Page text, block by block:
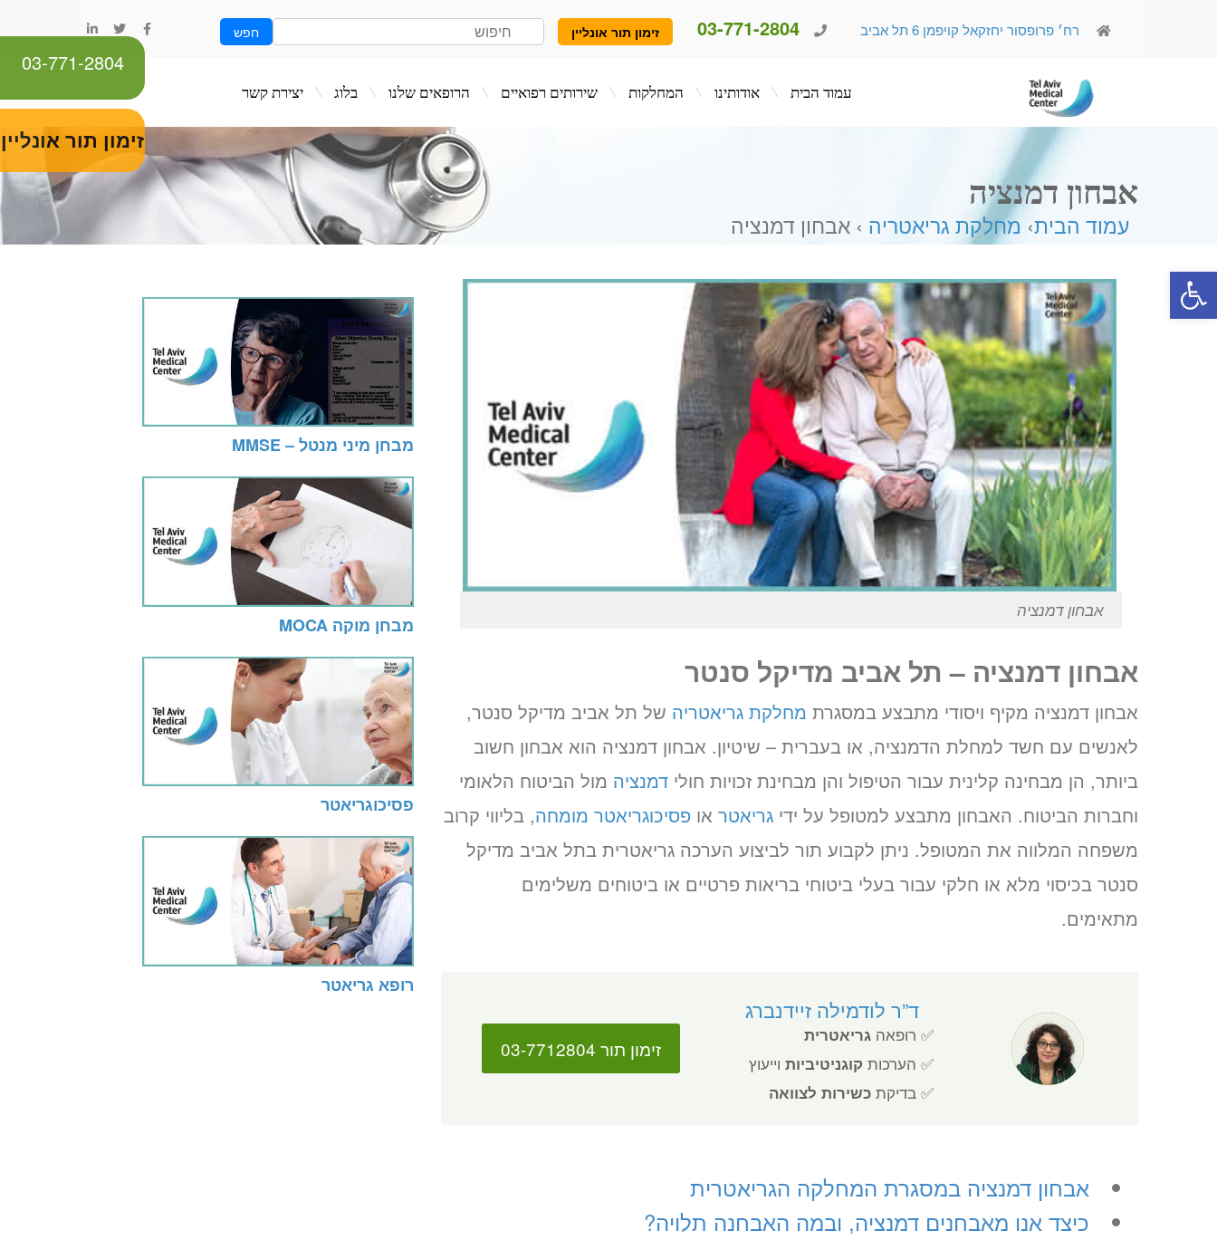
פתח סרגל נגישות
רח׳ פרופסור יחזקאל קויפמן 6 תל אביב 03-771-2804 זימון תור אונליין חפש
אבחון דמנציה
עמוד הבית› מחלקת גריאטריה › אבחון דמנציה
אבחון דמנציה
אבחון דמנציה – תל אביב מדיקל סנטר
אבחון דמנציה מקיף ויסודי מתבצע במסגרת מחלקת גריאטריה של תל אביב מדיקל סנטר,
לאנשים עם חשד למחלת הדמנציה, או בעברית – שיטיון. אבחון דמנציה הוא אבחון חשוב
ביותר, הן מבחינה קלינית עבור הטיפול והן מבחינת זכויות חולי דמנציה מול הביטוח הלאומי
וחברות הביטוח. האבחון מתבצע למטופל על ידי גריאטר או פסיכוגריאטר מומחה, בליווי קרוב
משפחה המלווה את המטופל. ניתן לקבוע תור לביצוע הערכה גריאטרית בתל אביב מדיקל
סנטר בכיסוי מלא או חלקי עבור בעלי ביטוחי בריאות פרטיים או ביטוחים משלימים
מתאימים.
ד”ר לודמילה זיידנברג
✅ רופאהגריאטרית
✅ הערכותקוגניטיביות וייעוץ
✅ בדיקתכשירות לצוואה
זימון תור 03-7712804
אבחון דמנציה במסגרת המחלקה הגריאטרית
כיצד אנו מאבחנים דמנציה, ובמה האבחנה תלויה?
מבחן מיני מנטל – MMSE
מבחן מוקה MOCA
פסיכוגריאטר
רופא גריאטר
זימון תור אונליין
03-771-2804